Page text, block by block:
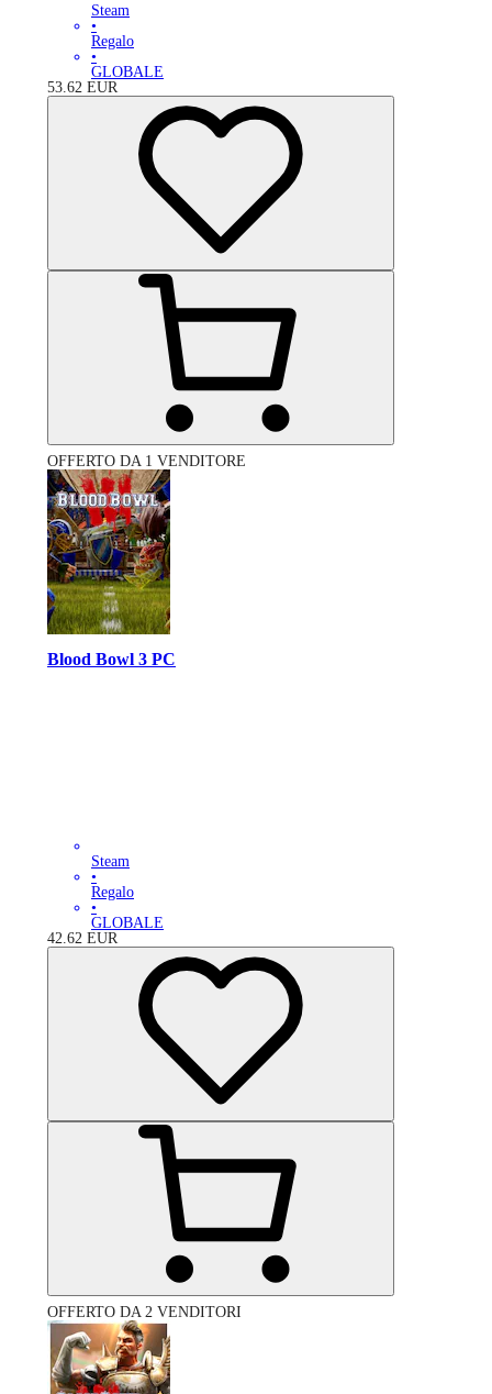
Steam
•
Regalo
•
GLOBALE
53.62 EUR
OFFERTO DA 1 VENDITORE
Blood Bowl 3 PC
Steam
•
Regalo
•
GLOBALE
42.62 EUR
OFFERTO DA 2 VENDITORI